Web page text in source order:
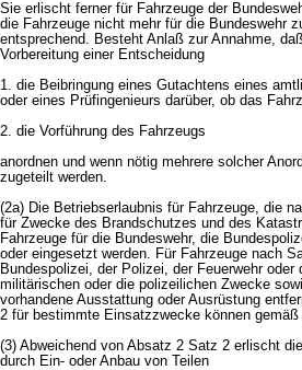
Sie erlischt ferner für Fahrzeuge der
die Fahrzeuge nicht mehr für die Bundeswehr
entsprechend. Besteht Anlaß zur Annahme,
Vorbereitung einer Entscheidung
1. die Beibringung eines Gutachtens eines
oder eines Prüfingenieurs darüber, ob das
2. die Vorführung des Fahrzeugs
anordnen und wenn nötig mehrere solcher
zugeteilt werden.
(2a) Die Betriebserlaubnis für Fahrzeuge, die
für Zwecke des Brandschutzes und des
Fahrzeuge für die Bundeswehr, die
oder eingesetzt werden. Für Fahrzeuge nach
Bundespolizei, der Polizei, der Feuerwehr
militärischen oder die polizeilichen Zwecke
vorhandene Ausstattung oder Ausrüstung
2 für bestimmte Einsatzzwecke können gemäß
(3) Abweichend von Absatz 2 Satz 2 erlischt
durch Ein- oder Anbau von Teilen